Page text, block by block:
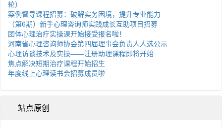
轮）
案例督导课程招募：破解实务困境，提升专业能力
（第6期）新手心理咨询师实践成长互助项目招募
团体心理治疗实操课开始接受报名啦！
河南省心理咨询师协会第四届理事会负责人人选公示
心理访谈技术及实操——注册助理课程即将开始
焦点解决短期治疗课程开始招生
年度线上心理读书会招募成员啦
站点原创